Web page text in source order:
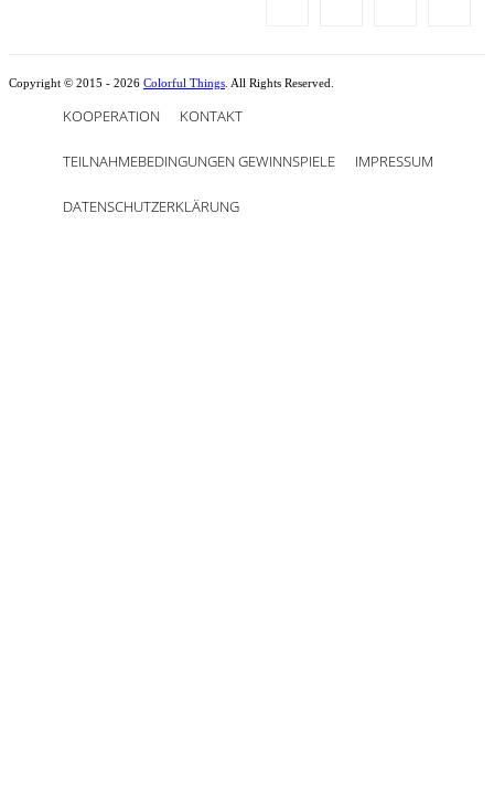
Copyright © 2015 - 2026 Colorful Things . All Rights Reserved.
KOOPERATION KONTAKT
TEILNAHMEBEDINGUNGEN GEWINNSPIELE IMPRESSUM
DATENSCHUTZERKLÄRUNG